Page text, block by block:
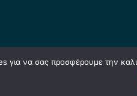
Φ. Κόκκορας -
για να σας προσφέρουμε την